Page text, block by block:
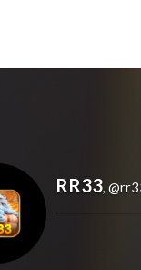
RR33,